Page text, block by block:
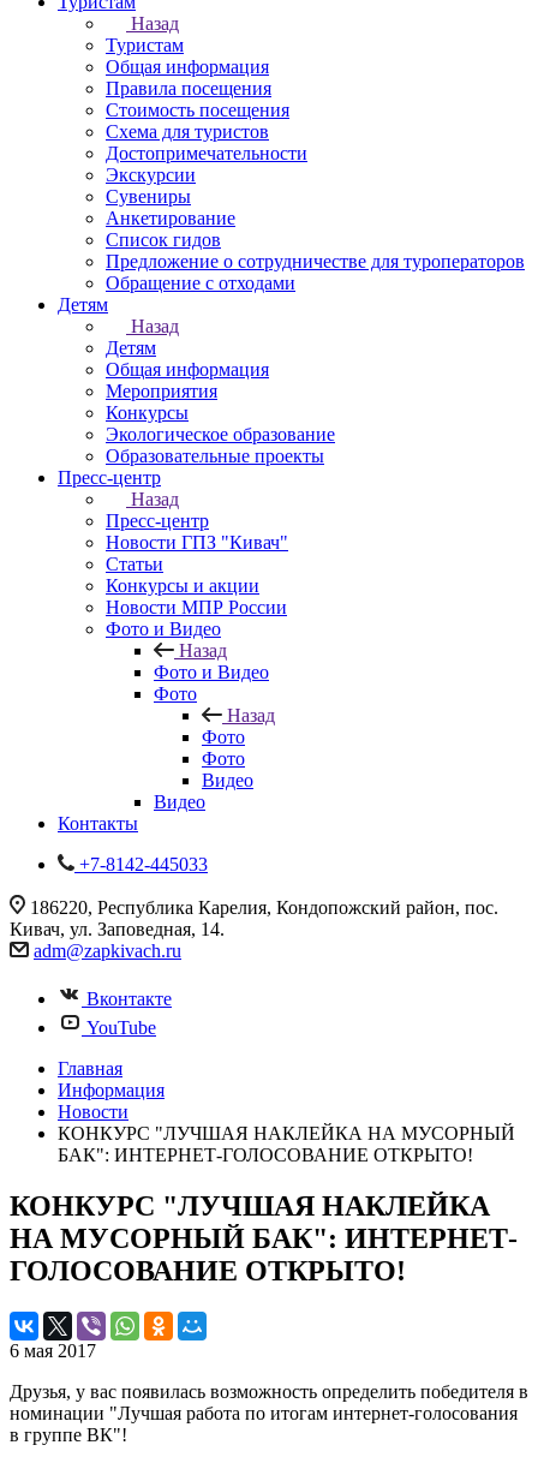
Назад
Туристам
Общая информация
Правила посещения
Стоимость посещения
Схема для туристов
Достопримечательности
Экскурсии
Сувениры
Анкетирование
Список гидов
Предложение о сотрудничестве для туроператоров
Обращение с отходами
Детям
Назад
Детям
Общая информация
Мероприятия
Конкурсы
Экологическое образование
Образовательные проекты
Пресс-центр
Назад
Пресс-центр
Новости ГПЗ "Кивач"
Статьи
Конкурсы и акции
Новости МПР России
Фото и Видео
Назад
Фото и Видео
Фото
Назад
Фото
Фото
Видео
Видео
Контакты
+7-8142-445033
186220, Республика Карелия, Кондопожский район, пос.
Кивач, ул. Заповедная, 14.
adm@zapkivach.ru
Вконтакте
YouTube
Главная
Информация
Новости
КОНКУРС "ЛУЧШАЯ НАКЛЕЙКА НА МУСОРНЫЙ
БАК": ИНТЕРНЕТ-ГОЛОСОВАНИЕ ОТКРЫТО!
КОНКУРС "ЛУЧШАЯ НАКЛЕЙКА
НА МУСОРНЫЙ БАК": ИНТЕРНЕТ-
ГОЛОСОВАНИЕ ОТКРЫТО!
6 мая 2017
Друзья, у вас появилась возможность определить победителя в
номинации "Лучшая работа по итогам интернет-голосования
в группе ВК"!